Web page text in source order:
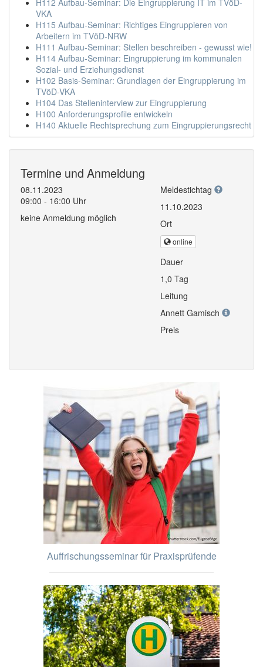
VKA
H115 Aufbau-Seminar: Richtiges Eingruppieren von
Arbeitern im TVöD-NRW
H111 Aufbau-Seminar: Stellen beschreiben - gewusst wie!
H114 Aufbau-Seminar: Eingruppierung im kommunalen
Sozial- und Erziehungsdienst
H102 Basis-Seminar: Grundlagen der Eingruppierung im
TVöD-VKA
H104 Das Stelleninterview zur Eingruppierung
H100 Anforderungsprofile entwickeln
H140 Aktuelle Rechtsprechung zum Eingruppierungsrecht
Termine und Anmeldung
08.11.2023
09:00 - 16:00 Uhr
keine Anmeldung möglich
Meldestichtag
11.10.2023
Ort
online
Dauer
1,0 Tag
Leitung
Annett Gamisch
Preis
Auffrischungsseminar für Praxisprüfende